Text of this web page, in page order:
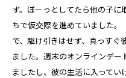
ず。ぼーっとしてたら他の子
ちで仮交際を進めていました。
で、駆け引きはせず、真っすぐ
ました。週末のオンラインデ
ましたし、彼の生活に入って